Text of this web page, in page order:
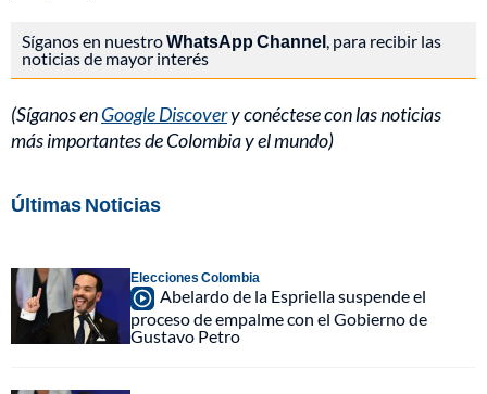
Síganos en nuestroWhatsApp Channel , para recibir las
noticias de mayor interés
(Síganos enGoogle Discovery conéctese con las noticias
más importantes de Colombia y el mundo)
Últimas Noticias
Elecciones Colombia
Abelardo de la Espriella suspende el
proceso de empalme con el Gobierno de
Gustavo Petro